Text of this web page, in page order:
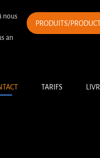
TARIFS
PRODUITS/
nous
an